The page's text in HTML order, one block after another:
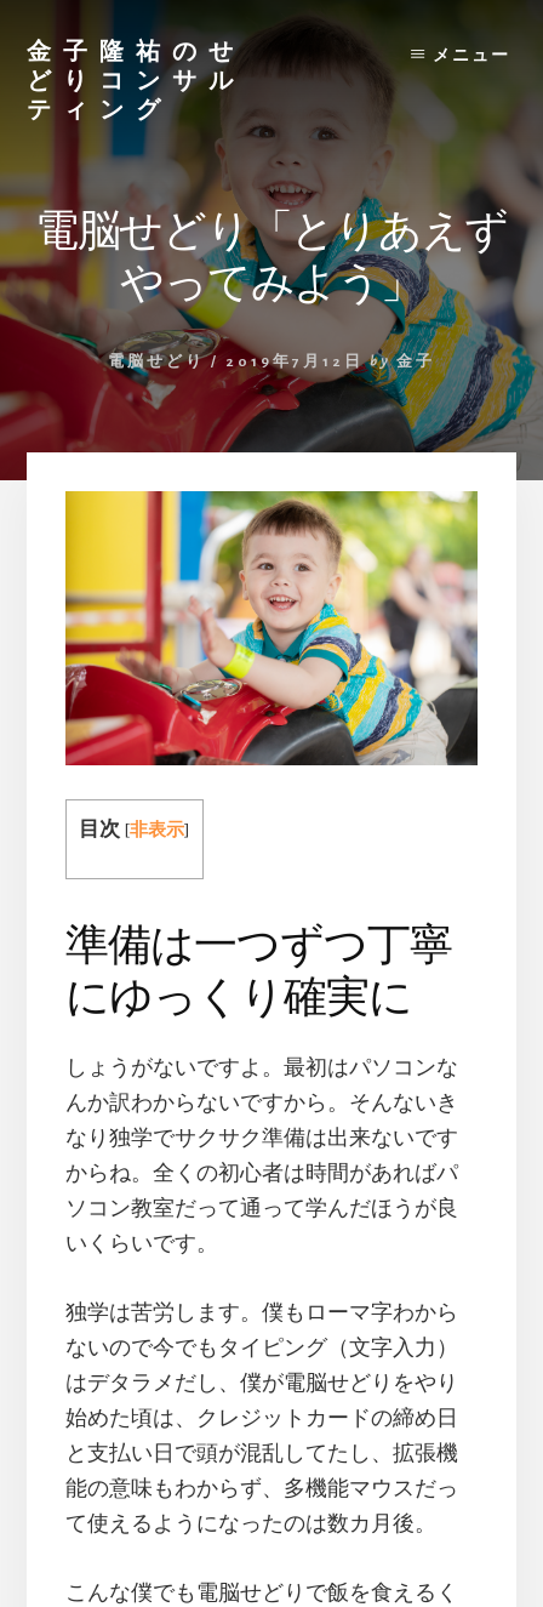
content
金子隆祐のせ
どりコンサル
ティング
メニュー
電脳せどり「とりあえず
やってみよう」
電脳せどり/ 2019年7月12日 by 金子
目次 [非表示]
準備は一つずつ丁寧
にゆっくり確実に
しょうがないですよ。最初はパソコンな
んか訳わからないですから。そんないき
なり独学でサクサク準備は出来ないです
からね。全くの初心者は時間があればパ
ソコン教室だって通って学んだほうが良
いくらいです。
独学は苦労します。僕もローマ字わから
ないので今でもタイピング（文字入力）
はデタラメだし、僕が電脳せどりをやり
始めた頃は、クレジットカードの締め日
と支払い日で頭が混乱してたし、拡張機
能の意味もわからず、多機能マウスだっ
て使えるようになったのは数カ月後。
こんな僕でも電脳せどりで飯を食えるく